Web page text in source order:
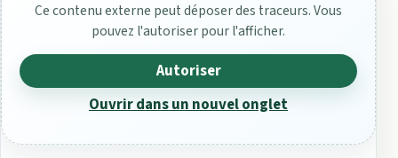
Ce contenu externe peut déposer des traceurs. Vous
pouvez l'autoriser pour l'afficher.
Autoriser
Ouvrir dans un nouvel onglet